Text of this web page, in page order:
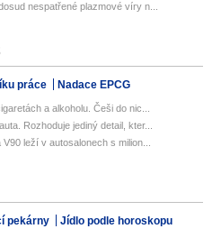
nespatřené plazmové víry n...
práce Nadace EPCG
a alkoholu. Češi do nic...
Rozhoduje jediný detail, kter...
leží v autosalonech s milion...
pekárny Jídlo podle horoskopu